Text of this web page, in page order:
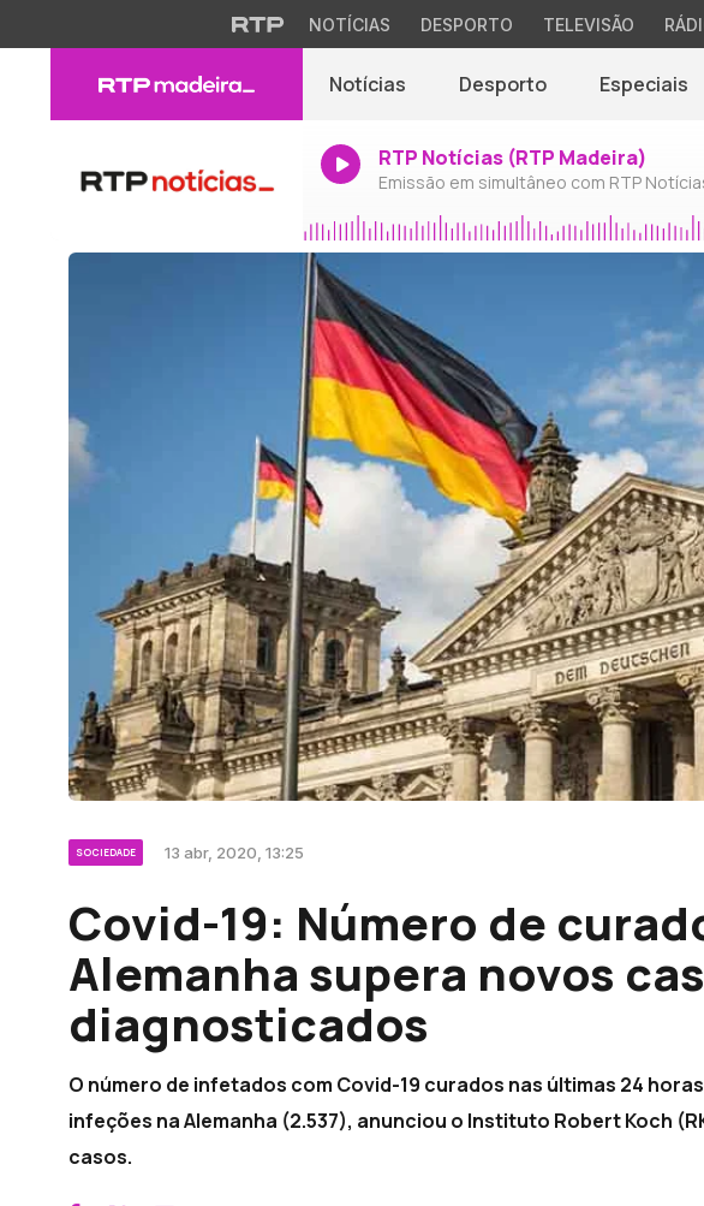
NOTÍCIAS DESPORTO TELEVISÃO
Notícias Desporto Especiais
RTP Notícias (RTP Madeira)
Emissão em simultâneo com RTP
SOCIEDADE 13 abr, 2020, 13:25
Covid-19: Número de
Alemanha supera novos
diagnosticados
O número de infetados com Covid-19 curados nas últimas 24
infeções na Alemanha (2.537), anunciou o Instituto Robert Koch
casos.